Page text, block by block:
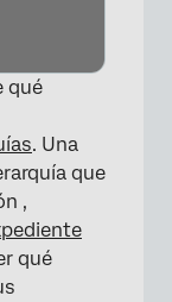
qué
. Una
que
,
qué